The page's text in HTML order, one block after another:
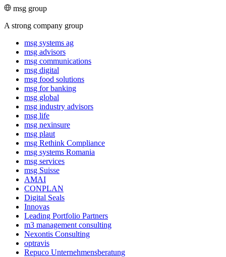
msg group
A strong company group
msg systems ag
msg advisors
msg commu­ni­ca­tions
msg digital
msg food solutions
msg for banking
msg global
msg industry advisors
msg life
msg nexinsure
msg plaut
msg Rethink Compli­ance
msg systems Romania
msg services
msg Suisse
AMAI
CONPLAN
Digital Seals
Innovas
Leading Port­folio Partners
m3 manage­ment consul­ting
Nexontis Consulting
optravis
Repuco Unternehmensberatung